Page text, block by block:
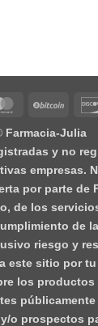
MasterCard
Farmacia-Julia
y no
empresas.
por parte de
de los
de
riesgo y
este sitio por
los productos
o prospectos